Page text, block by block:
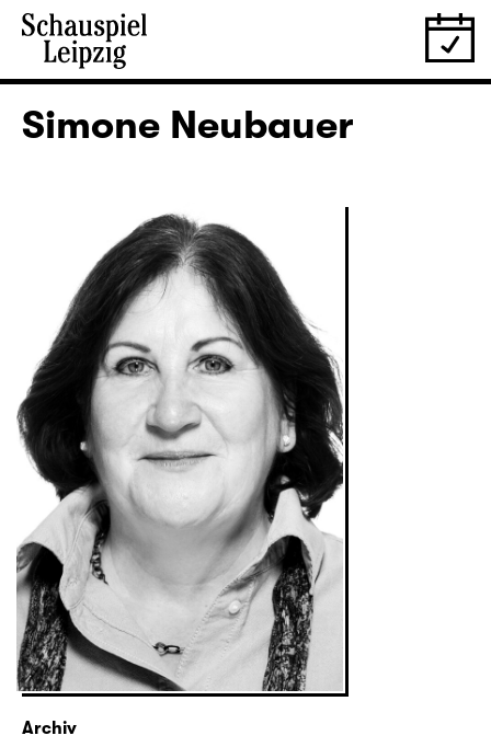
Simone Neubauer
Archiv